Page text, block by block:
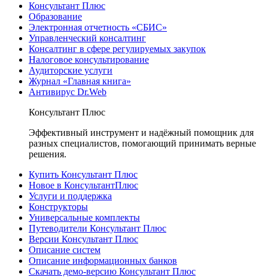
Консультант Плюс
Образование
Электронная отчетность «СБИС»
Управленческий консалтинг
Консалтинг в сфере регулируемых закупок
Налоговое консультирование
Аудиторские услуги
Журнал «Главная книга»
Антивирус Dr.Web
Консультант Плюс
Эффективный инструмент и надёжный помощник для
разных специалистов, помогающий принимать верные
решения.
Купить Консультант Плюс
Новое в КонсультантПлюс
Услуги и поддержка
Конструкторы
Универсальные комплекты
Путеводители Консультант Плюс
Версии Консультант Плюс
Описание систем
Описание информационных банков
Скачать демо-версию Консультант Плюс